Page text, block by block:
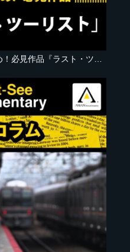
【コラム】おすすめ！必見作品『ラスト・ツーリスト』